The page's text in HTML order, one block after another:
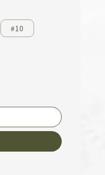
#10